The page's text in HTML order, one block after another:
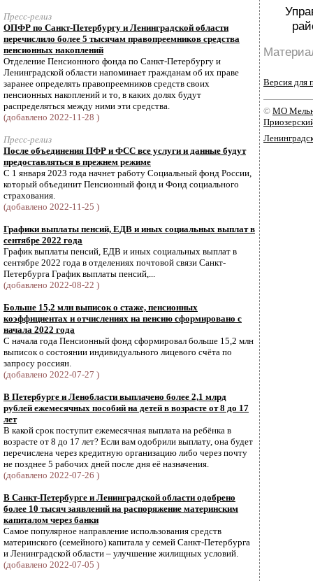
Пресс-релиз
ОПФР по Санкт-Петербургу и Ленинградской области
перечислило более 5 тысячам правопреемников средства
пенсионных накоплений
Отделение Пенсионного фонда по Санкт-Петербургу и
Ленинградской области напоминает гражданам об их праве
заранее определять правопреемников средств своих
пенсионных накоплений и то, в каких долях будут
распределяться между ними эти средства.
(добавлено 2022-11-28 )
Пресс-релиз
После объединения ПФР и ФСС все услуги и данные будут
предоставляться в прежнем режиме
С 1 января 2023 года начнет работу Социальный фонд России,
который объединит Пенсионный фонд и Фонд социального
страхования.
(добавлено 2022-11-25 )
Графики выплаты пенсий, ЕДВ и иных социальных выплат в
сентябре 2022 года
График выплаты пенсий, ЕДВ и иных социальных выплат в
сентябре 2022 года в отделениях почтовой связи Санкт-
Петербурга График выплаты пенсий,...
(добавлено 2022-08-22 )
Больше 15,2 млн выписок о стаже, пенсионных
коэффициентах и отчислениях на пенсию сформировано с
начала 2022 года
С начала года Пенсионный фонд сформировал больше 15,2 млн
выписок о состоянии индивидуального лицевого счёта по
запросу россиян.
(добавлено 2022-07-27 )
В Петербурге и Ленобласти выплачено более 2,1 млрд
рублей ежемесячных пособий на детей в возрасте от 8 до 17
лет
В какой срок поступит ежемесячная выплата на ребёнка в
возрасте от 8 до 17 лет? Если вам одобрили выплату, она будет
перечислена через кредитную организацию либо через почту
не позднее 5 рабочих дней после дня её назначения.
(добавлено 2022-07-26 )
В Санкт-Петербурге и Ленинградской области одобрено
более 10 тысяч заявлений на распоряжение материнским
капиталом через банки
Самое популярное направление использования средств
материнского (семейного) капитала у семей Санкт-Петербурга
и Ленинградской области – улучшение жилищных условий.
(добавлено 2022-07-05 )
Версия для
© МО